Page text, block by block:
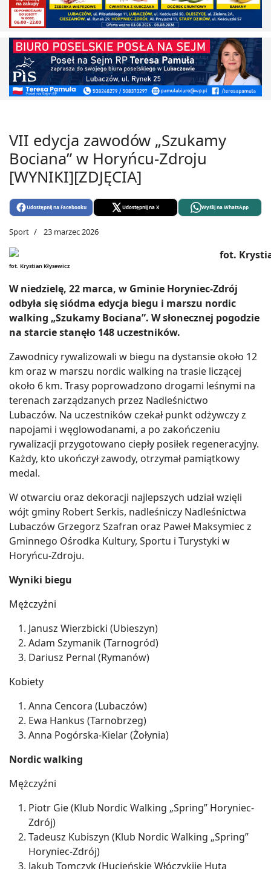
VII edycja zawodów „Szukamy
Bociana” w Horyńcu-Zdroju
[WYNIKI][ZDJĘCIA]
Udostępnij na Facebooku Udostępnij na X Wyślij na WhatsApp
Sport 23 marzec 2026
fot. Krystian Kłysewicz
W niedzielę, 22 marca, w Gminie Horyniec-Zdrój
odbyła się siódma edycja biegu i marszu nordic
walking „Szukamy Bociana”. W słonecznej pogodzie
na starcie stanęło 148 uczestników.
Zawodnicy rywalizowali w biegu na dystansie około 12
km oraz w marszu nordic walking na trasie liczącej
około 6 km. Trasy poprowadzono drogami leśnymi na
terenach zarządzanych przez Nadleśnictwo
Lubaczów. Na uczestników czekał punkt odżywczy z
napojami i węglowodanami, a po zakończeniu
rywalizacji przygotowano ciepły posiłek regeneracyjny.
Każdy, kto ukończył zawody, otrzymał pamiątkowy
medal.
W otwarciu oraz dekoracji najlepszych udział wzięli
wójt gminy Robert Serkis, nadleśniczy Nadleśnictwa
Lubaczów Grzegorz Szafran oraz Paweł Maksymiec z
Gminnego Ośrodka Kultury, Sportu i Turystyki w
Horyńcu-Zdroju.
Wyniki biegu
Mężczyźni
Janusz Wierzbicki (Ubieszyn)
Adam Szymanik (Tarnogród)
Dariusz Pernal (Rymanów)
Kobiety
Anna Cencora (Lubaczów)
Ewa Hankus (Tarnobrzeg)
Anna Pogórska-Kielar (Żołynia)
Nordic walking
Mężczyźni
Piotr Gie (Klub Nordic Walking „Spring” Horyniec-
Zdrój)
Tadeusz Kubiszyn (Klub Nordic Walking „Spring”
Horyniec-Zdrój)
Jakub Tomczyk (Hucieńskie Włóczykije Huta